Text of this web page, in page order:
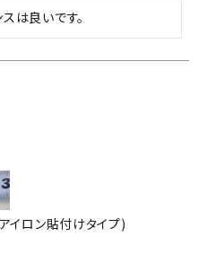
は良いです。
ロン貼付けタイプ)